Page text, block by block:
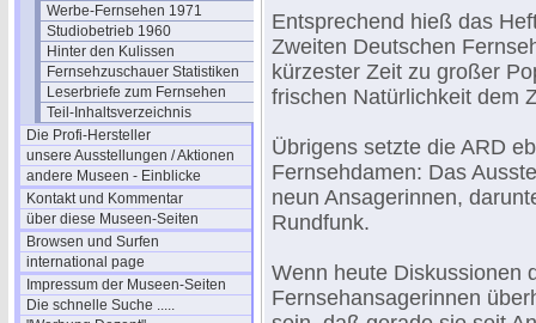
Werbe-Fernsehen 1971
Studiobetrieb 1960
Hinter den Kulissen
Fernsehzuschauer Statistiken
Leserbriefe zum Fernsehen
Teil-Inhaltsverzeichnis
Die Profi-Hersteller
unsere Ausstellungen / Aktionen
andere Museen - Einblicke
Kontakt und Kommentar
über diese Museen-Seiten
Browsen und Surfen
international page
Impressum der Museen-Seiten
Die schnelle Suche .....
Entsprechend hieß das
Zweiten Deutschen
kürzester Zeit zu großer
frischen Natürlichkeit dem
Übrigens setzte die ARD
Fernsehdamen: Das
neun Ansagerinnen,
Rundfunk.
Wenn heute Diskussionen
Fernsehansagerinnen